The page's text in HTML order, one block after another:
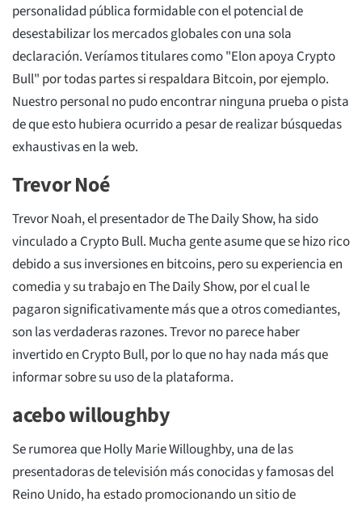
personalidad pública formidable con el potencial de
desestabilizar los mercados globales con una sola
declaración. Veríamos titulares como "Elon apoya Crypto
Bull" por todas partes si respaldara Bitcoin, por ejemplo.
Nuestro personal no pudo encontrar ninguna prueba o pista
de que esto hubiera ocurrido a pesar de realizar búsquedas
exhaustivas en la web.
Trevor Noé
Trevor Noah, el presentador de The Daily Show, ha sido
vinculado a Crypto Bull. Mucha gente asume que se hizo rico
debido a sus inversiones en bitcoins, pero su experiencia en
comedia y su trabajo en The Daily Show, por el cual le
pagaron significativamente más que a otros comediantes,
son las verdaderas razones. Trevor no parece haber
invertido en Crypto Bull, por lo que no hay nada más que
informar sobre su uso de la plataforma.
acebo willoughby
Se rumorea que Holly Marie Willoughby, una de las
presentadoras de televisión más conocidas y famosas del
Reino Unido, ha estado promocionando un sitio de